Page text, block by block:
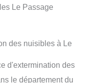
Le Passage
des nuisibles à Le
d'extermination des
le département du